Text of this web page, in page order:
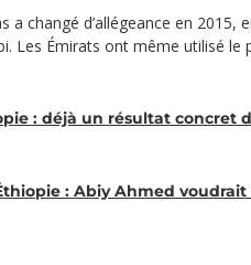
a changé d’allégeance en 2015,
Les Émirats ont même utilisé le
: déjà un résultat concret
: Abiy Ahmed